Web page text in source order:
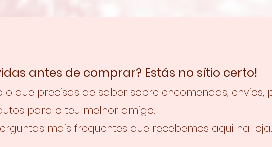
antes de comprar? Estás no sítio certo!
o que precisas de saber sobre encomendas, envios,
para o teu melhor amigo.
mais frequentes que recebemos aqui na loja.